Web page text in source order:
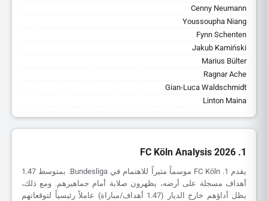
Cenny Neumann
Youssoupha Niang
Fynn Schenten
Jakub Kamiński
Marius Bülter
Ragnar Ache
Gian-Luca Waldschmidt
Linton Maina
1. FC Köln Analysis 2026
يقدم 1. FC Köln موسماً مثيراً للاهتمام في Bundesliga. بمتوسط 1.47
أهداف مسجلة على أرضه، يظهرون صلابة أمام جماهيرهم. ومع ذلك،
يظل أداؤهم خارج الديار (1.47 أهداف/مباراة) عاملاً رئيسياً لتوقعاتهم